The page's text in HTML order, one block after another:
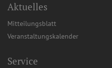
Aktuelles
Mitteilungsblatt
Veranstaltungskalender
Service